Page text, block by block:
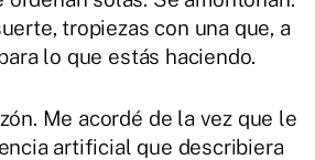
tropiezas con una que, a
lo que estás haciendo.
Me acordé de la vez que le
artificial que describiera